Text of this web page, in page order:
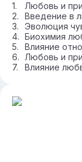
Любовь и
Введение в
Эволюция
Биохимия
Влияние
Любовь и
Влияние